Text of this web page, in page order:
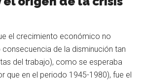
el crecimiento económico no
de la disminución tan
del trabajo), como se esperaba
que en el periodo 1945-1980), fue el